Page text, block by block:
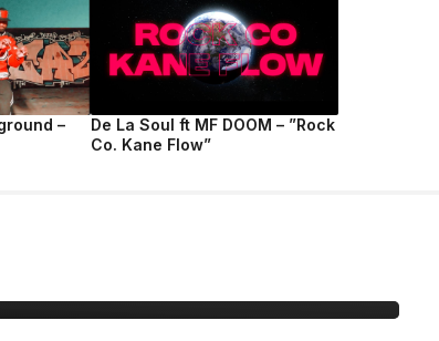
–
De La Soul ft MF DOOM – ”Rock
Co. Kane Flow”